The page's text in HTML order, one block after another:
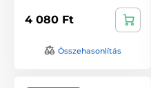
4 080 Ft
Összehasonlítás